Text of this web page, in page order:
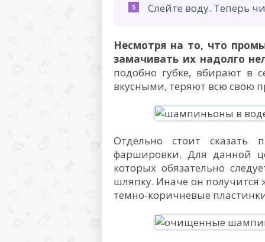
Слейте воду. Теперь
Несмотря на то, что
замачивать их надолго
подобно губке, вбирают в
вкусными, теряют всю свою
Отдельно стоит сказать
фаршировки. Для данной
которых обязательно
шляпку. Иначе он получится
темно-коричневые